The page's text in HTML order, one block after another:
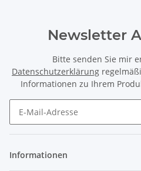
Newsletter
Bitte senden Sie mir
Datenschutzerklärung
Informationen zu Ihrem
Informationen